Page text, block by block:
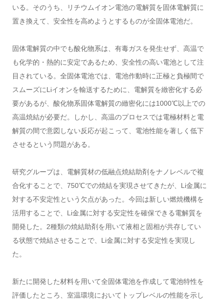
いる。そのうち、リチウムイオン電池の電解質を固体電解質に
置き換えて、安全性を高めようとするものが全固体電池だ。
固体電解質の中でも酸化物系は、有毒ガスを発生せず、高温で
も化学的・熱的に安定であるため、安全性の高い電池として注
目されている。全固体電池では、電池作動時に正極と負極間で
スムーズにLiイオンを輸送するために、電解質を緻密化する必
要があるが、酸化物系固体電解質の緻密化には1000℃以上での
高温焼結が必要だ。しかし、高温のプロセスでは電極材料と電
解質の間で意図しない反応が起こって、電池性能を著しく低下
させるという問題がある。
研究グループは、電解質材の低融点焼結助剤をナノレベルで複
合化することで、750℃での焼結を実現させてきたが、Li金属に
対する不安定性という欠点があった。今回は新しい燃焼機構を
活用することで、Li金属に対する安定性を確保できる電解質を
開発した。2種類の焼結助剤を用いて液相と固相が共存してい
る状態で焼結させることで、Li金属に対する安定性を実現し
た。
新たに開発した材料を用いて全固体電池を作成して電池特性を
評価したところ、室温環境においてトップレベルの性能を示し